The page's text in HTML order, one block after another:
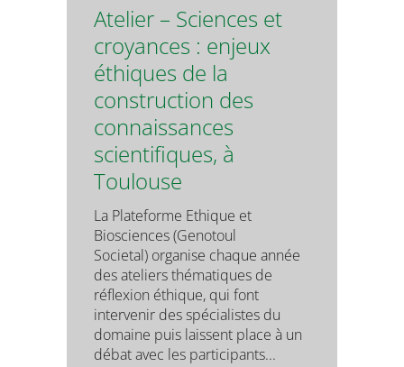
Atelier – Sciences et
croyances : enjeux
éthiques de la
construction des
connaissances
scientifiques, à
Toulouse
La Plateforme Ethique et
Biosciences (Genotoul
Societal) organise chaque année
des ateliers thématiques de
réflexion éthique, qui font
intervenir des spécialistes du
domaine puis laissent place à un
débat avec les participants...